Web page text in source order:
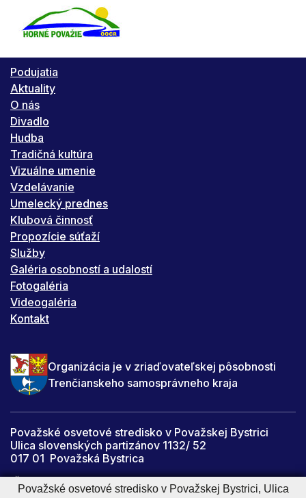
Podujatia
Aktuality
O nás
Divadlo
Hudba
Tradičná kultúra
Vizuálne umenie
Vzdelávanie
Umelecký prednes
Klubová činnosť
Propozície súťaží
Služby
Galéria osobností a udalostí
Fotogaléria
Videogaléria
Kontakt
Organizácia je v zriaďovateľskej pôsobnosti
Trenčianskeho samosprávneho kraja
Považské osvetové stredisko v Považskej Bystrici
Ulica slovenských partizánov 1132/ 52
017 01 Považská Bystrica
IČO: 34059067
Považské osvetové stredisko v Považskej Bystrici, Ulica